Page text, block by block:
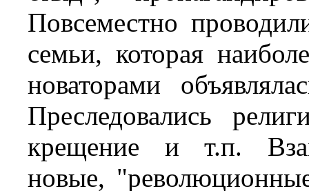
Повсеместно
семьи, которая
новаторами
Преследовались
крещение и т.п.
новые,